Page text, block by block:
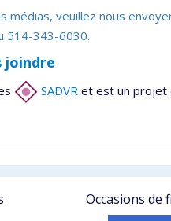
médias, veuillez nous
514-343-6030.
joindre
SADVR et est un projet
Occasions de